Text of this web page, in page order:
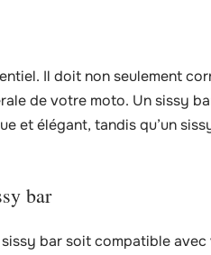
Il doit non seulement
de votre moto. Un sissy
et élégant, tandis qu’un
bar
bar soit compatible